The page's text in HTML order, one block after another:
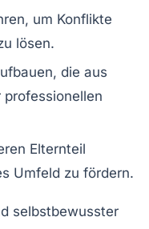
um Konflikte
lösen.
die aus
professionellen
Elternteil
Umfeld zu fördern.
selbstbewusster